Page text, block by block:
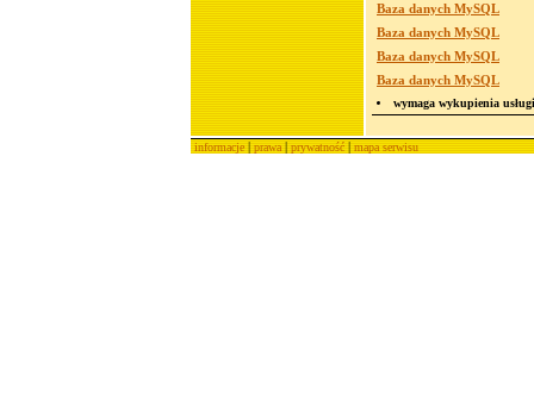
Baza danych MySQL
Baza danych MySQL
Baza danych MySQL
Baza danych MySQL
wymaga wykupienia
informacje| prawa | prywatność| mapa serwisu